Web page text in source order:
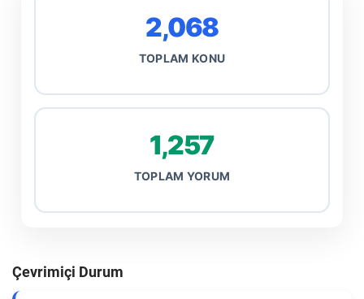
2,068
TOPLAM KONU
1,257
TOPLAM YORUM
Çevrimiçi Durum